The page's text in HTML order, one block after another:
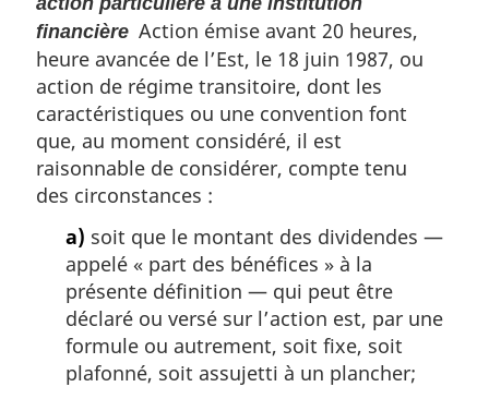
financière Action émise avant 20 heures,
heure avancée de l’Est, le 18 juin 1987, ou
action de régime transitoire, dont les
caractéristiques ou une convention font
que, au moment considéré, il est
raisonnable de considérer, compte tenu
des circonstances :
a) soit que le montant des dividendes —
appelé « part des bénéfices » à la
présente définition — qui peut être
déclaré ou versé sur l’action est, par une
formule ou autrement, soit fixe, soit
plafonné, soit assujetti à un plancher;